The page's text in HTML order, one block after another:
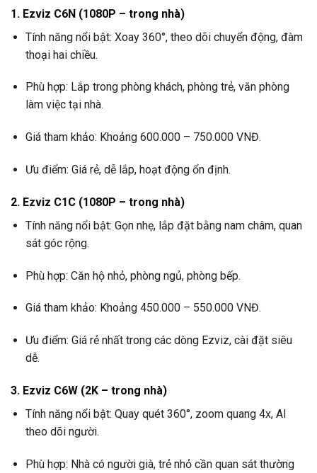
1. Ezviz C6N (1080P – trong nhà)
Tính năng nổi bật: Xoay 360°, theo dõi chuyển động, đàm
thoại hai chiều.
Phù hợp: Lắp trong phòng khách, phòng trẻ, văn phòng
làm việc tại nhà.
Giá tham khảo: Khoảng 600.000 – 750.000 VNĐ.
Ưu điểm: Giá rẻ, dễ lắp, hoạt động ổn định.
2. Ezviz C1C (1080P – trong nhà)
Tính năng nổi bật: Gọn nhẹ, lắp đặt bằng nam châm, quan
sát góc rộng.
Phù hợp: Căn hộ nhỏ, phòng ngủ, phòng bếp.
Giá tham khảo: Khoảng 450.000 – 550.000 VNĐ.
Ưu điểm: Giá rẻ nhất trong các dòng Ezviz, cài đặt siêu
dễ.
3. Ezviz C6W (2K – trong nhà)
Tính năng nổi bật: Quay quét 360°, zoom quang 4x, AI
theo dõi người.
Phù hợp: Nhà có người già, trẻ nhỏ cần quan sát thường